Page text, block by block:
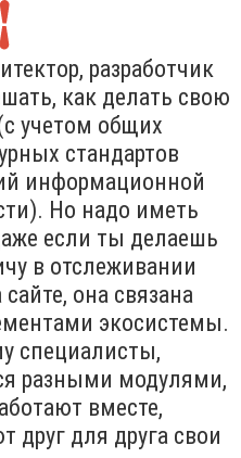
разработчик
как делать свою
учетом общих
стандартов
информационной
Но надо иметь
если ты делаешь
в отслеживании
сайте, она связана
экосистемы.
специалисты,
разными модулями,
вместе,
друг для друга свои